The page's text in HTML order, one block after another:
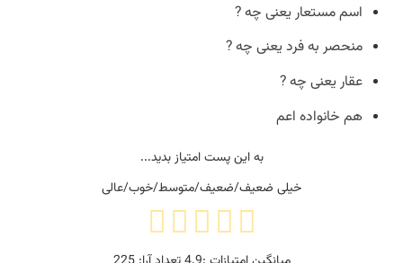
اسم مستعار یعنی چه ?
منحصر به فرد یعنی چه ?
عقار یعنی چه ?
هم خانواده اعم
به این پست امتیاز بدید...
خیلی ضعیف/ضعیف/متوسط/خوب/عالی